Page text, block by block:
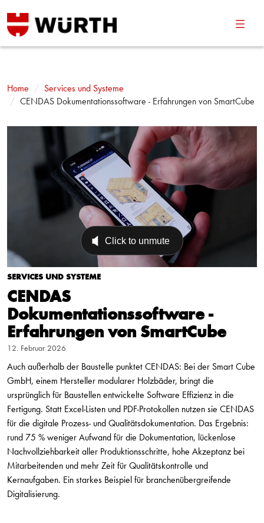
Home
Services und Systeme
CENDAS Dokumentationssoftware - Erfahrungen von SmartCube
SERVICES UND SYSTEME
CENDAS
Dokumentationssoftware -
Erfahrungen von SmartCube
12. Februar 2026
Auch außerhalb der Baustelle punktet CENDAS: Bei der Smart Cube
GmbH, einem Hersteller modularer Holzbäder, bringt die
ursprünglich für Baustellen entwickelte Software Effizienz in die
Fertigung. Statt Excel-Listen und PDF-Protokollen nutzen sie CENDAS
für die digitale Prozess- und Qualitätsdokumentation. Das Ergebnis:
rund 75 % weniger Aufwand für die Dokumentation, lückenlose
Nachvollziehbarkeit aller Produktionsschritte, hohe Akzeptanz bei
Mitarbeitenden und mehr Zeit für Qualitätskontrolle und
Kernaufgaben. Ein starkes Beispiel für branchenübergreifende
Digitalisierung.